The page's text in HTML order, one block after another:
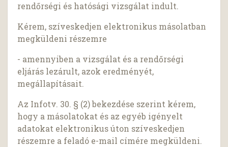
rendőrségi és hatósági vizsgálat indult.
Kérem, szíveskedjen elektronikus másolatban
megküldeni részemre
- amennyiben a vizsgálat és a rendőrségi
eljárás lezárult, azok eredményét,
megállapításait.
Az Infotv. 30. § (2) bekezdése szerint kérem,
hogy a másolatokat és az egyéb igényelt
adatokat elektronikus úton szíveskedjen
részemre a feladó e-mail címére megküldeni.